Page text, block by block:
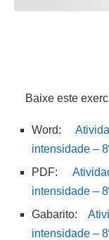
Baixe este
Word:
intensidade –
PDF:
intensidade –
Gabarito:
intensidade –